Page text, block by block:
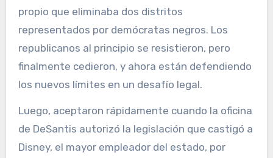
propio que eliminaba dos distritos
representados por demócratas negros. Los
republicanos al principio se resistieron, pero
finalmente cedieron, y ahora están defendiendo
los nuevos límites en un desafío legal.
Luego, aceptaron rápidamente cuando la oficina
de DeSantis autorizó la legislación que castigó a
Disney, el mayor empleador del estado, por